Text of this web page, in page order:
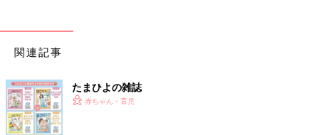
関連記事
たまひよの雑誌
赤ちゃん・育児